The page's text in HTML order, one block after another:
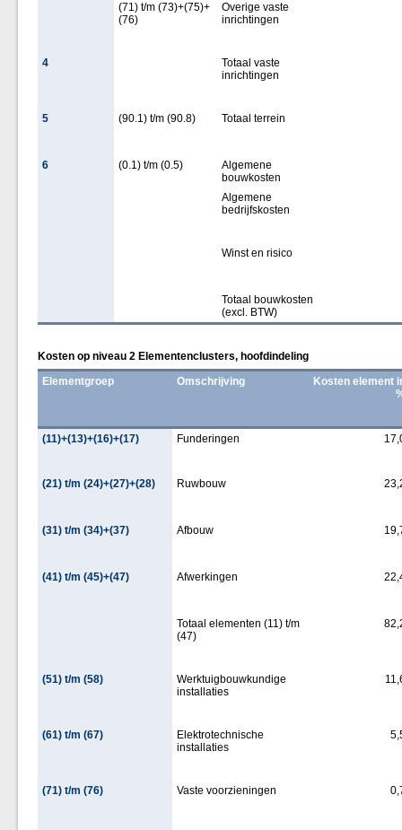
(71) t/m (73)+(75)+
(76)
Overige vaste
inrichtingen
4
Totaal vaste
inrichtingen
5 (90.1) t/m (90.8) Totaal terrein
6 (0.1) t/m (0.5)
Algemene
bouwkosten
Algemene
bedrijfskosten
Winst en risico
Totaal bouwkosten
(excl. BTW)
Kosten op niveau 2 Elementenclusters, hoofdindeling
Elementgroep
Omschrijving
Kosten element
(11)+(13)+(16)+(17) Funderingen
(21) t/m (24)+(27)+(28) Ruwbouw
(31) t/m (34)+(37) Afbouw
(41) t/m (45)+(47) Afwerkingen
Totaal elementen (11) t/m
(47)
(51) t/m (58)
Werktuigbouwkundige
installaties
(61) t/m (67)
Elektrotechnische
installaties
(71) t/m (76) Vaste voorzieningen